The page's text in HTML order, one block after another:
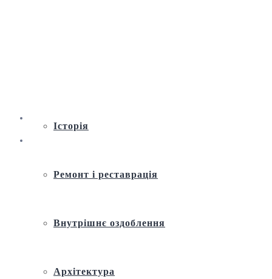
Історія
Ремонт і реставрація
Внутрішнє оздоблення
Архітектура